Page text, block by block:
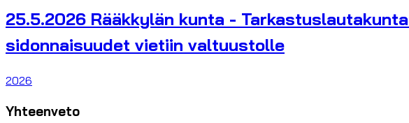
25.5.2026 Rääkkylän kunta -
sidonnaisuudet vietiin valtuustolle
2026
Yhteenveto